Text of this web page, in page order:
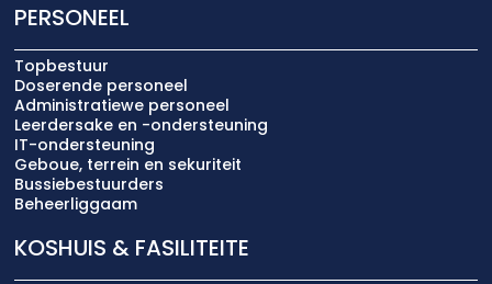
PERSONEEL
Topbestuur
Doserende personeel
Administratiewe personeel
Leerdersake en -ondersteuning
IT-ondersteuning
Geboue, terrein en sekuriteit
Bussiebestuurders
Beheerliggaam
KOSHUIS & FASILITEITE